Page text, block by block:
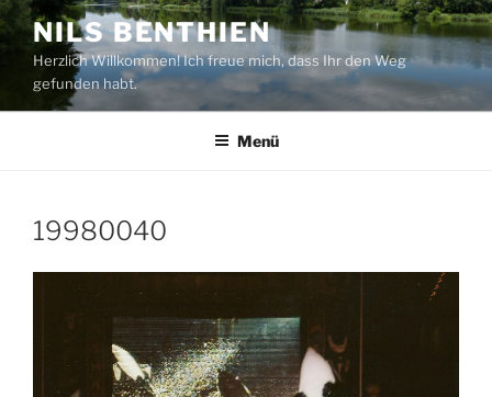
Zum
Inhalt
springen
NILS BENTHIEN
Herzlich Willkommen! Ich freue mich, dass Ihr den Weg
gefunden habt.
Menü
19980040